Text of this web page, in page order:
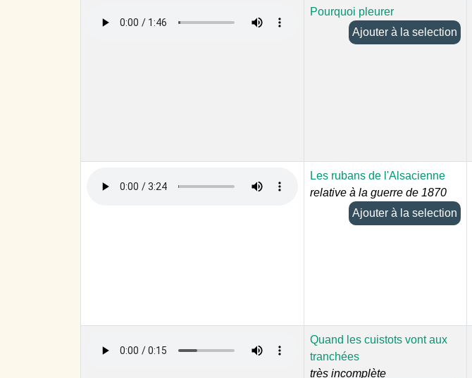
Pourquoi pleurer
Ajouter à la selection
Les rubans de l'Alsacienne
relative à la guerre de 1870
Ajouter à la selection
Quand les cuistots vont aux
tranchées
très incomplète